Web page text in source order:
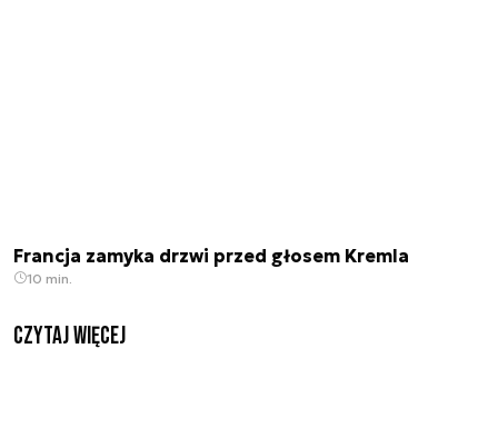
Francja zamyka drzwi przed głosem Kremla
10 min.
czytaj więcej